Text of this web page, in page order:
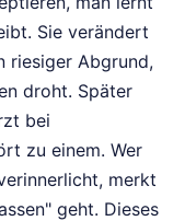
Sie verändert
riesiger Abgrund,
droht. Später
bei
zu einem. Wer
merkt
geht. Dieses